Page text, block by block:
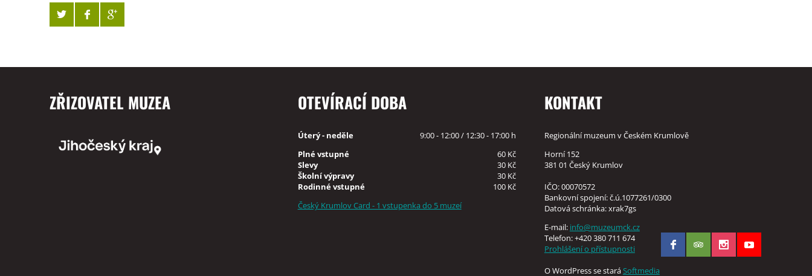
ZŘIZOVATEL MUZEA OTEVÍRACÍ DOBA
Úterý - neděle
9:00 - 12:00 / 12:30 - 17:00 h
Plné vstupné
60 Kč
Slevy
30 Kč
Školní výpravy
30 Kč
Rodinné vstupné
100 Kč
Český Krumlov Card - 1 vstupenka do 5 muzeí
KONTAKT
Regionální muzeum v Českém Krumlově
Horní 152
381 01 Český Krumlov
IČO: 00070572
Bankovní spojení: č.ú.1077261/0300
Datová schránka: xrak7gs
E-mail: info@muzeumck.cz
Telefon: +420 380 711 674
Prohlášení o přístupnosti
O WordPress se staráSoftmedia